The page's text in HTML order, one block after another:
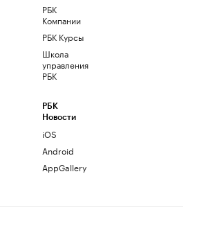
РБК
Компании
РБК Курсы
Школа
управления
РБК
РБК
Новости
iOS
Android
AppGallery